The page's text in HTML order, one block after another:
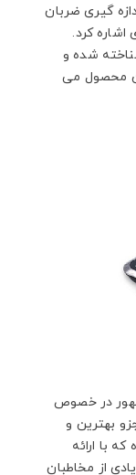
جیوه، اندازه گیری ضربان
کرد.
شده و
محصول می
در خصوص
بهترین و
با ارائه
از مخاطبان